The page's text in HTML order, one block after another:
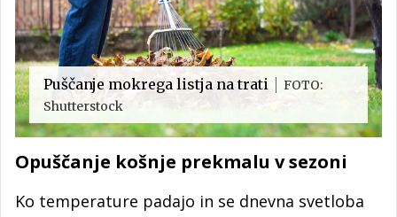
Puščanje mokrega listja na trati
FOTO:
Shutterstock
Opuščanje košnje prekmalu v sezoni
Ko temperature padajo in se dnevna svetloba